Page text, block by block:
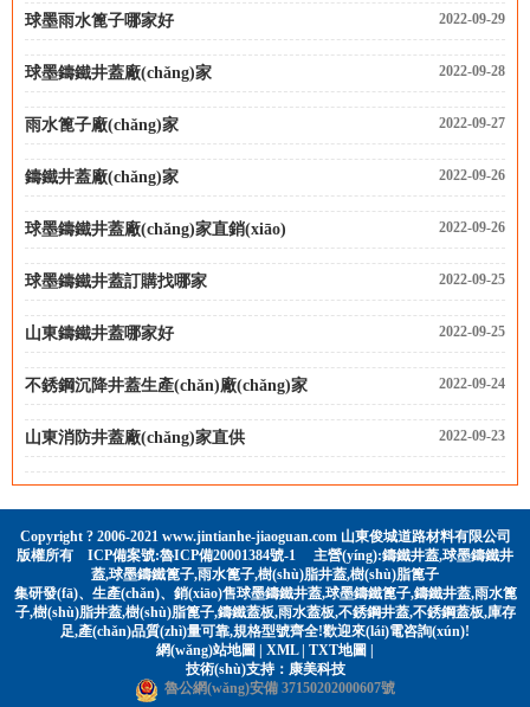
球墨雨水篦子哪家好 2022-09-29
球墨鑄鐵井蓋廠(chǎng)家 2022-09-28
雨水篦子廠(chǎng)家 2022-09-27
鑄鐵井蓋廠(chǎng)家 2022-09-26
球墨鑄鐵井蓋廠(chǎng)家直銷(xiāo) 2022-09-26
球墨鑄鐵井蓋訂購找哪家 2022-09-25
山東鑄鐵井蓋哪家好 2022-09-25
不銹鋼沉降井蓋生產(chǎn)廠(chǎng)家 2022-09-24
山東消防井蓋廠(chǎng)家直供 2022-09-23
Copyright ? 2006-2021 www.jintianhe-jiaoguan.com 山東俊城道路材料有限公司
版權所有 ICP備案號:魯ICP備20001384號-1 主營(yíng):鑄鐵井蓋,球墨鑄鐵井
蓋,球墨鑄鐵篦子,雨水篦子,樹(shù)脂井蓋,樹(shù)脂篦子
集研發(fā)、生產(chǎn)、銷(xiāo)售球墨鑄鐵井蓋,球墨鑄鐵篦子,鑄鐵井蓋,雨水篦
子,樹(shù)脂井蓋,樹(shù)脂篦子,鑄鐵蓋板,雨水蓋板,不銹鋼井蓋,不銹鋼蓋板,庫存
足,產(chǎn)品質(zhì)量可靠,規格型號齊全!歡迎來(lái)電咨詢(xún)!
網(wǎng)站地圖
XML| TXT地圖
技術(shù)支持： 康美科技
魯公網(wǎng)安備 37150202000607號